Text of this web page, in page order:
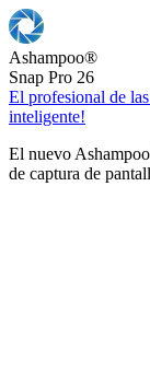
Ashampoo®
Snap Pro 26
El profesional de
inteligente!
El nuevo
de captura de